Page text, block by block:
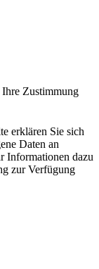
Zustimmung
erklären Sie sich
Daten an
Informationen dazu
zur Verfügung